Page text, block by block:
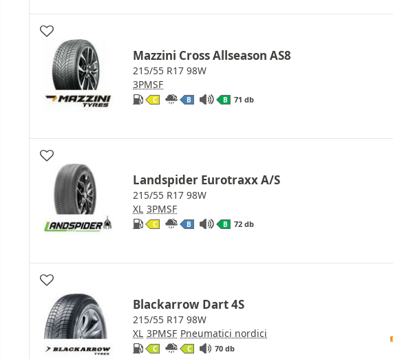
Mazzini Cross Allseason AS8
215/55 R17 98W
3PMSF
C B B 71 db
Landspider Eurotraxx A/S
215/55 R17 98W
XL 3PMSF
C B B 72 db
Blackarrow Dart 4S
215/55 R17 98W
XL 3PMSF Pneumatici nordici
C C 70 db